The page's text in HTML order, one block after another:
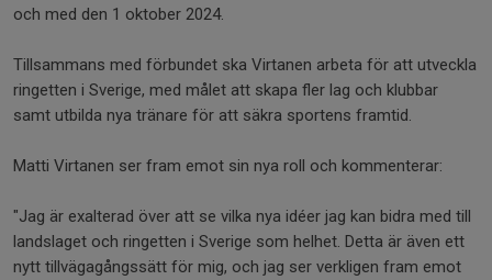
och med den 1 oktober 2024.
Tillsammans med förbundet ska Virtanen arbeta för att utveckla
ringetten i Sverige, med målet att skapa fler lag och klubbar
samt utbilda nya tränare för att säkra sportens framtid.
Matti Virtanen ser fram emot sin nya roll och kommenterar:
"Jag är exalterad över att se vilka nya idéer jag kan bidra med till
landslaget och ringetten i Sverige som helhet. Detta är även ett
nytt tillvägagångssätt för mig, och jag ser verkligen fram emot